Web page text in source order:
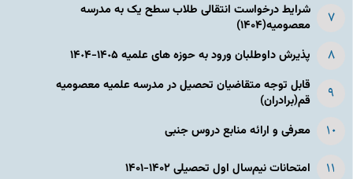
شرایط درخواست انتقالی طلاب سطح یک به مدرسه
معصومیه(۱۴۰۴)
پذیرش داوطلبان ورود به حوزه های علمیه ١۴٠۵-١۴٠۴
قابل توجه متقاضیان تحصیل در مدرسه علمیه معصومیه
قم(برادران)
معرفی و ارائه منابع دروس جنبی
امتحانات نیم‌سال اول تحصیلی ۱۴۰۲-۱۴۰۱